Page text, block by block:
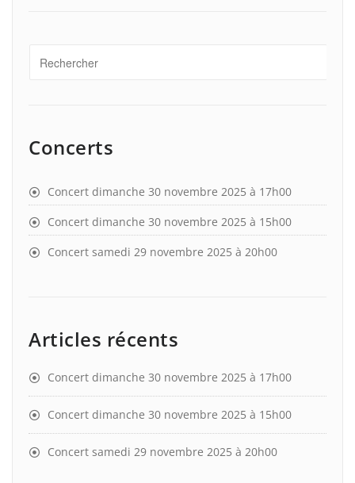
Concerts
Concert dimanche 30 novembre 2025 à 17h00
Concert dimanche 30 novembre 2025 à 15h00
Concert samedi 29 novembre 2025 à 20h00
Articles récents
Concert dimanche 30 novembre 2025 à 17h00
Concert dimanche 30 novembre 2025 à 15h00
Concert samedi 29 novembre 2025 à 20h00